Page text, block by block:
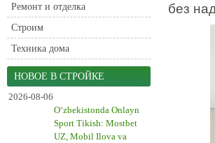
Ремонт и отделка
Строим
Техника дома
НОВОЕ В СТРОЙКЕ
2026-08-06
O‘zbekistonda Onlayn
Sport Tikish: Mostbet
UZ, Mobil Ilova va
без